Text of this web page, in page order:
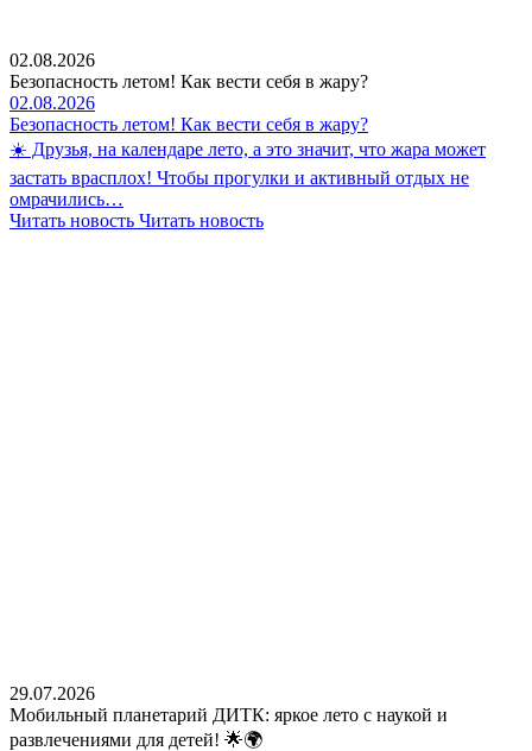
02.08.2026
Безопасность летом! Как вести себя в жару?
02.08.2026
Безопасность летом! Как вести себя в жару?
☀️ Друзья, на календаре лето, а это значит, что жара может
застать врасплох! Чтобы прогулки и активный отдых не
омрачились…
Читать новость Читать новость
29.07.2026
Мобильный планетарий ДИТК: яркое лето с наукой и
развлечениями для детей! 🌟🌍